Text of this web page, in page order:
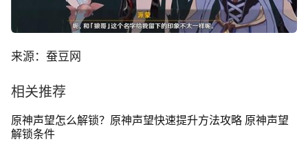
来源：蚕豆网
相关推荐
原神声望怎么解锁？原神声望快速提升方法攻略 原神声望
解锁条件